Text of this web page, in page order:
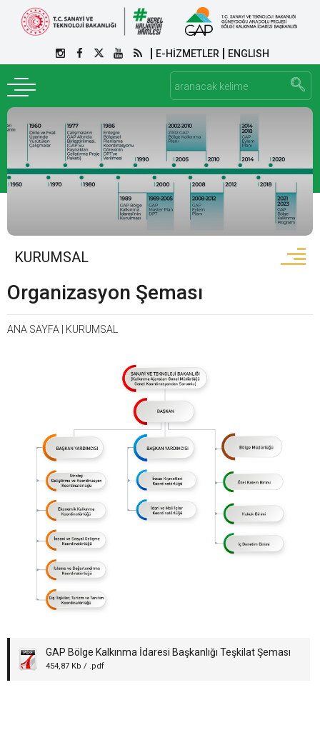
E-HİZMETLER ENGLISH
KURUMSAL
Organizasyon Şeması
ANA SAYFA KURUMSAL
GAP Bölge Kalkınma İdaresi Başkanlığı Teşkilat Şeması
454,87 Kb / .pdf